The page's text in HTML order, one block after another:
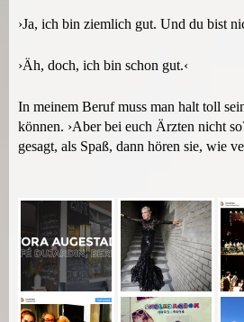
›Ja, ich bin ziemlich gut. Und du bist
›Äh, doch, ich bin schon gut.‹
In meinem Beruf muss man halt toll
können. ›Aber bei euch Ärzten nicht
gesagt, als Spaß, dann hören sie, wie